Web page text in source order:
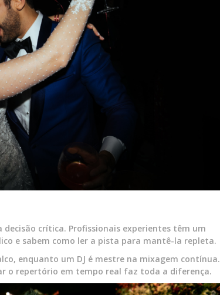
decisão crítica. Profissionais experientes têm um
e sabem como ler a pista para mantê-la repleta.
enquanto um DJ é mestre na mixagem contínua.
o repertório em tempo real faz toda a diferença.